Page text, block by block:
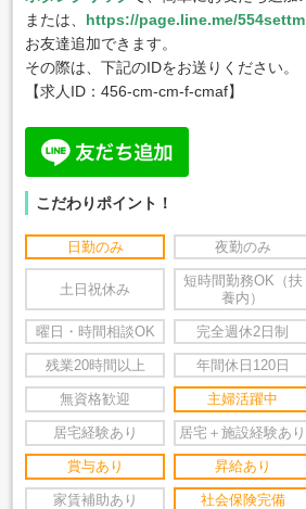
または、 https://page.line.me/554settm
お友達追加できます。
その際は、下記のIDをお送りください。
【求人ID：456-cm-cm-f-cmaf】
こだわりポイント！
日勤のみ 夜勤のみ
土日祝休み
短時間勤務OK（扶
養内）
曜日・時間相談OK 完全週休2日制
残業20時間以上 年間休日120日
無資格歓迎 主婦活躍中
居宅経験あり 居宅＋施設経験あり
賞与あり 昇給あり
家賃補助あり 社会保険完備